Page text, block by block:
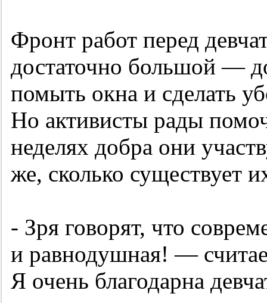
Фронт работ перед
достаточно большой —
помыть окна и сделать
Но активисты рады
неделях добра они
же, сколько существует
- Зря говорят, что
и равнодушная! —
Я очень благодарна